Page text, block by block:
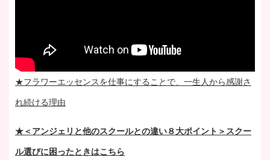
★フラワーエッセンスを仕事にすることで、一生人から感謝さ
れ続ける理由
★＜アンジェリと他のスクールとの違い８大ポイント＞スクー
ル選びに困ったときはこちら